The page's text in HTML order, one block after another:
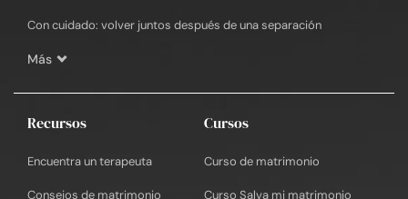
Con cuidado: volver juntos después de una separación
Más
Recursos
Encuentra un terapeuta
Consejos de matrimonio
Cursos
Curso de matrimonio
Curso Salva mi matrimonio